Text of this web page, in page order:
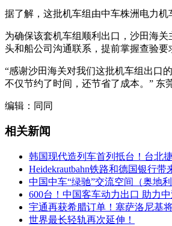
据了解，这批机车组由中车株洲电力
为确保该套机车组顺利出口，沙田海
头和船公司沟通联系，提前掌握查验
“感谢沙田海关对我们这批机车组出口
不仅节约了时间，还节省了成本。” 东
编辑：同同
相关新闻
韩国现代造列车首列抵台！台北
Heidekrautbahn铁路和德国银行
中国中车“绿驰”交流空间（奥地
600台！中国客车动力出口 助力
宇通再获希腊订单！塞萨洛尼基
世界最长轻轨再次延伸！